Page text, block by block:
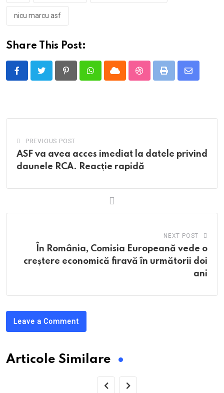
nicu marcu asf
Share This Post:
PinterestWhatsappCloud StumbleUpon
Print
Share
PREVIOUS POST
ASF va avea acces imediat la datele privind
daunele RCA. Reacție rapidă
NEXT POST
În România, Comisia Europeană vede o
creștere economică firavă în următorii doi
ani
Leave a Comment
Articole Similare